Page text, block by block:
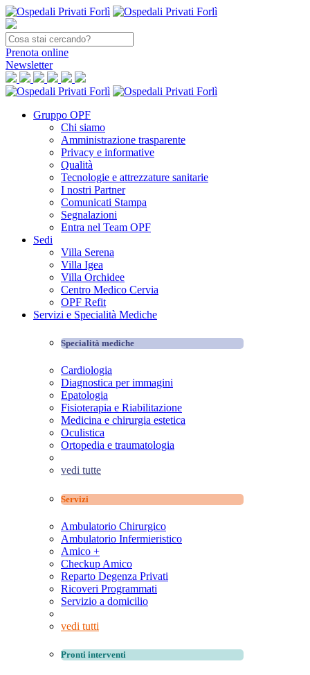
Prenota online
Newsletter
Gruppo OPF
Chi siamo
Amministrazione trasparente
Privacy e informative
Qualità
Tecnologie e attrezzature sanitarie
I nostri Partner
Comunicati Stampa
Segnalazioni
Entra nel Team OPF
Sedi
Villa Serena
Villa Igea
Villa Orchidee
Centro Medico Cervia
OPF Refit
Servizi e Specialità Mediche
Specialità mediche
Cardiologia
Diagnostica per immagini
Epatologia
Fisioterapia e Riabilitazione
Medicina e chirurgia estetica
Oculistica
Ortopedia e traumatologia
vedi tutte
Servizi
Ambulatorio Chirurgico
Ambulatorio Infermieristico
Amico +
Checkup Amico
Reparto Degenza Privati
Ricoveri Programmati
Servizio a domicilio
vedi tutti
Pronti interventi